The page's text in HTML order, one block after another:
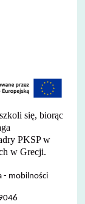
się, biorąc
PKSP w
w Grecji.
- mobilności